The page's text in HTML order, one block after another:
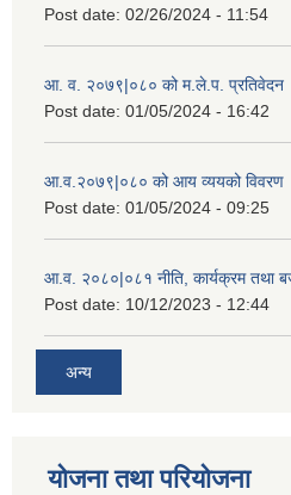
Post date: 02/26/2024 - 11:54
आ. व. २०७९|०८० को म.ले.प. प्रतिवेदन
Post date: 01/05/2024 - 16:42
आ.व.२०७९|०८० को आय व्ययको विवरण
Post date: 01/05/2024 - 09:25
आ.व. २०८०|०८१ नीति, कार्यक्रम तथा
Post date: 10/12/2023 - 12:44
अन्य
योजना तथा परियोजना